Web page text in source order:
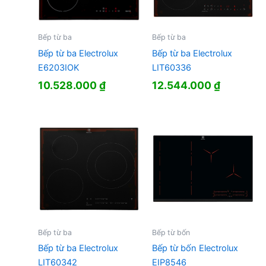
Bếp từ ba
Bếp từ ba Electrolux
E6203IOK
10.528.000₫
Bếp từ ba
Bếp từ ba Electrolux
LIT60336
12.544.000₫
Bếp từ ba
Bếp từ ba Electrolux
LIT60342
Bếp từ bốn
Bếp từ bốn Electrolux
EIP8546